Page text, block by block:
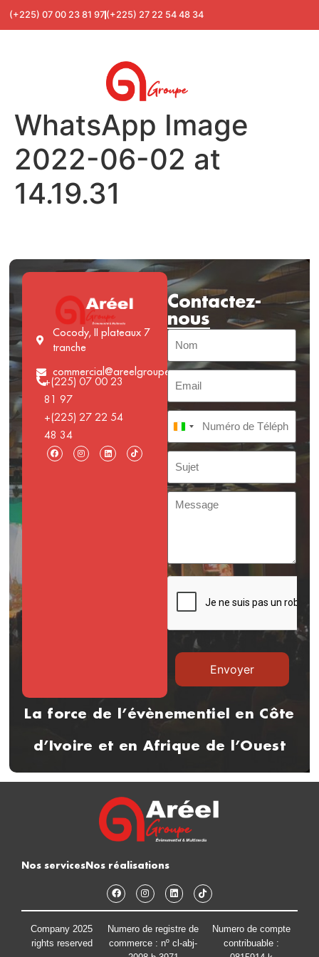
(+225) 07 00 23 81 97 (+225) 27 22 54 48 34
WhatsApp Image
2022-06-02 at
14.19.31
Cocody, II plateaux 7
tranche
commercial@areelgroupe.com
+(225) 07 00 23
81 97
+(225) 27 22 54
48 34
Contactez-
nous
Côte d’Ivoire +225
La force de l’évènementiel en Côte
d’Ivoire et en Afrique de l’Ouest
Nos services Nos réalisations
Company 2025
rights reserved
Numero de registre de
commerce : nº cl-abj-
Numero de compte
contribuable :